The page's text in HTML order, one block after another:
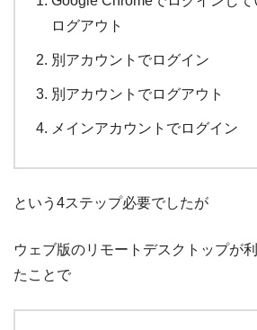
ログアウト
別アカウントでログイン
別アカウントでログアウト
メインアカウントでログイン
という4ステップ必要でしたが
ウェブ版のリモートデスクトップが
たことで